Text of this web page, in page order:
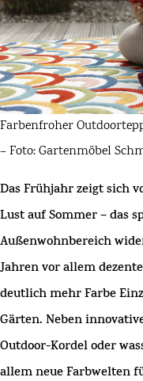
Farbenfroher
– Foto: Gartenmöbel
Das Frühjahr zeigt sich
Lust auf Sommer – das
Außenwohnbereich
Jahren vor allem
deutlich mehr Farbe
Gärten. Neben
Outdoor-Kordel oder
allem neue Farbwelten